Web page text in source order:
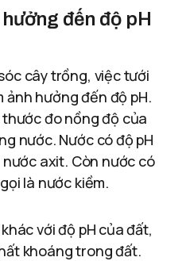
đến độ pH
cây trồng, việc tưới
ảnh hưởng đến độ pH.
đo nồng độ của
nước. Nước có độ pH
axit. Còn nước có
là nước kiềm.
với độ pH của đất,
khoáng trong đất.